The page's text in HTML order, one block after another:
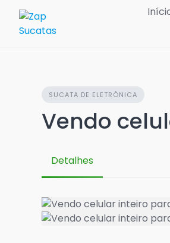
content
SUCATA DE ELETRÔNICA
Vendo
Detalhes